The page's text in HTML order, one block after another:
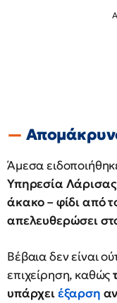
Άμεσα
Υπηρεσία
άκακο – φίδι από
απελευθερώσει
Βέβαια δεν είναι
επιχείρηση, καθώς
υπάρχειέξαρση